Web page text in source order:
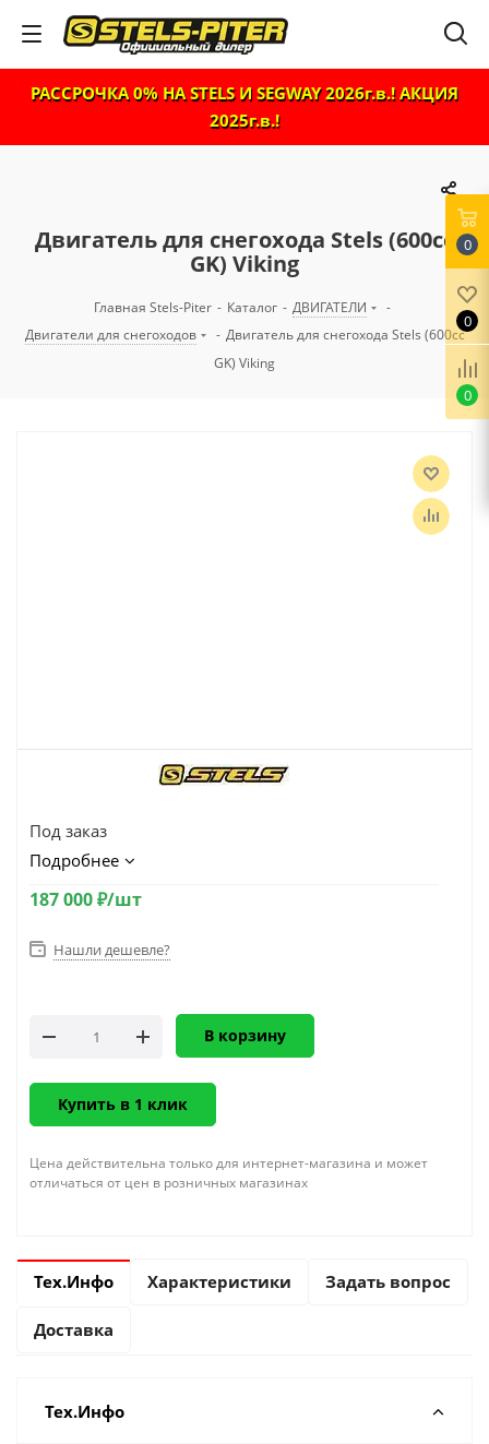
РАССРОЧКА 0% НА STELS И SEGWAY 2026г.в.! АКЦИЯ
2025г.в.!
Двигатель для снегохода Stels (600сс
GK) Viking
Главная Stels-Piter - Каталог - ДВИГАТЕЛИ
-
Двигатели для снегоходов
- Двигатель для снегохода Stels (600сс
GK) Viking
Под заказ
Подробнее
187 000₽/шт
Нашли дешевле?
В корзину
Купить в 1 клик
Цена действительна только для интернет-магазина и может
отличаться от цен в розничных магазинах
Тех.Инфо Характеристики Задать вопрос
Доставка
Тех.Инфо
0
0
0